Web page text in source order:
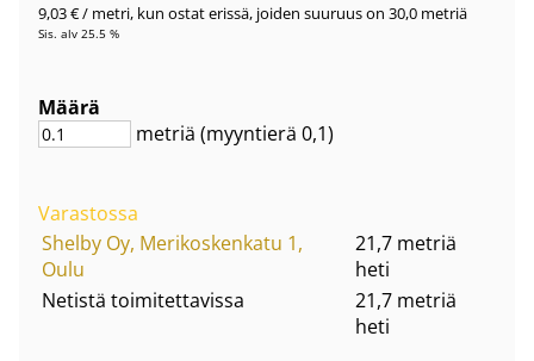
9,03 €/ metri, kun ostat erissä, joiden suuruus on 30,0 metriä
Sis. alv 25.5 %
Määrä
metriä (myyntierä 0,1)
Varastossa
Shelby Oy, Merikoskenkatu 1,
Oulu
21,7 metriä
heti
Netistä toimitettavissa
21,7 metriä
heti